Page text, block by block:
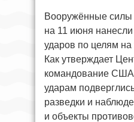
Вооружённые
на 11 июня
ударов по целям
Как утверждает
командование США
ударам
разведки и
и объекты